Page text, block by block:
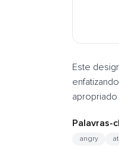
Este
Palavras-
angry